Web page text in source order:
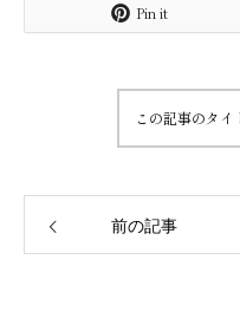
Pin it
この記事のタ
前の記事